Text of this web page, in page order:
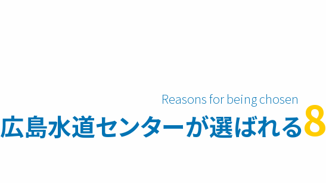
広島水道センターが選ばれる8